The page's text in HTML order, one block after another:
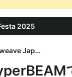
2025
Arweave Japan